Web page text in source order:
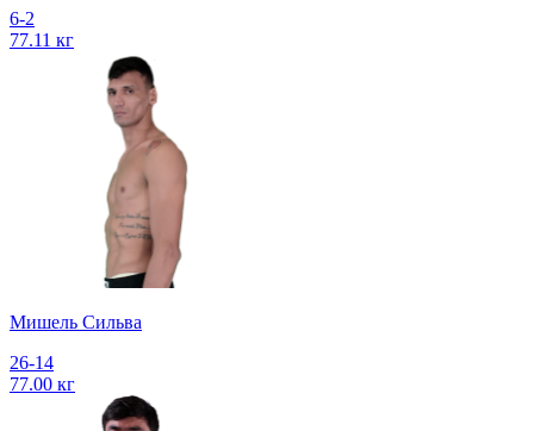
6-2
77.11 кг
Мишель Сильва
26-14
77.00 кг